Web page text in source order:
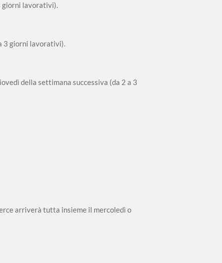
giorni lavorativi).
3 giorni lavorativi).
della settimana successiva (da 2 a 3
arriverà tutta insieme il mercoledì o